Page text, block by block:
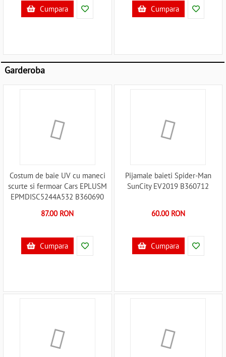
Cumpara Cumpara
Garderoba
Costum de baie UV cu maneci
scurte si fermoar Cars EPLUSM
EPMDISC5244A532 B360690
87.00 RON
Cumpara
Pijamale baieti Spider-Man
SunCity EV2019 B360712
60.00 RON
Cumpara